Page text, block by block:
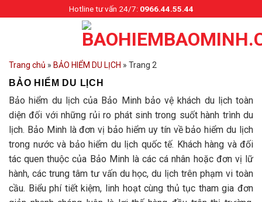
to
Hotline tư vấn 24/7:0966.44.55.44
Trang chủ » BẢO HIỂM DU LỊCH » Trang 2
BẢO HIỂM DU LỊCH
Bảo hiểm du lịch của Bảo Minh bảo vệ khách du lịch toàn
diện đối với những rủi ro phát sinh trong suốt hành trình du
lịch. Bảo Minh là đơn vị bảo hiểm uy tín về bảo hiểm du lịch
trong nước và bảo hiểm du lịch quốc tế. Khách hàng và đối
tác quen thuộc của Bảo Minh là các cá nhân hoặc đơn vị lữ
hành, các trung tâm tư vấn du học, du lịch trên phạm vi toàn
cầu. Biểu phí tiết kiệm, linh hoạt cùng thủ tục tham gia đơn